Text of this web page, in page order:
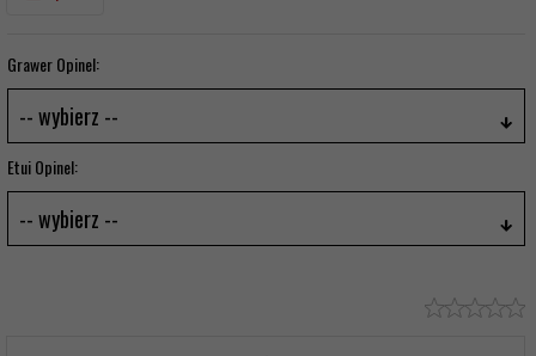
Grawer Opinel:
-- wybierz --
Etui Opinel:
-- wybierz --